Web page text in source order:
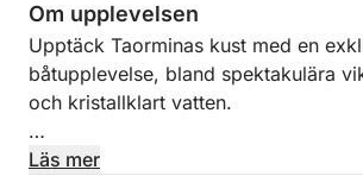
Om upplevelsen
Upptäck Taorminas kust med en
båtupplevelse, bland spektakulära
och kristallklart vatten.
Med avgång från Marina di Riposto
Läs mer